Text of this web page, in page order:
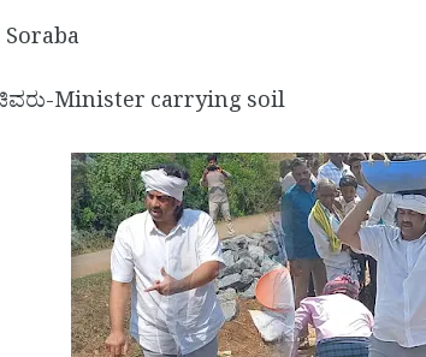
Minister carrying soil